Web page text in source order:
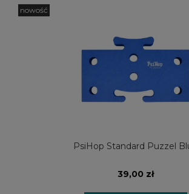
PsiHop Standard Puzzel
39,00 zł
nowość